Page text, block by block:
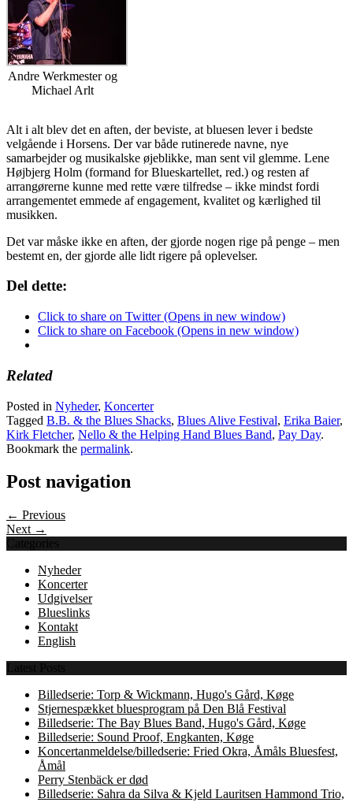
Andre Werkmester og
Michael Arlt
Alt i alt blev det en aften, der beviste, at bluesen lever i bedste
velgående i Horsens. Der var både rutinerede navne, nye
samarbejder og musikalske øjeblikke, man sent vil glemme. Lene
Højbjerg Holm (formand for Blueskartellet, red.) og resten af
arrangørerne kunne med rette være tilfredse – ikke mindst fordi
arrangementet emmede af engagement, kvalitet og kærlighed til
musikken.
Det var måske ikke en aften, der gjorde nogen rige på penge – men
bestemt en, der gjorde alle lidt rigere på oplevelser.
Del dette:
Click to share on Twitter (Opens in new window)
Click to share on Facebook (Opens in new window)
Related
Posted in Nyheder, Koncerter
Tagged B.B. & the Blues Shacks, Blues Alive Festival, Erika Baier,
Kirk Fletcher, Nello & the Helping Hand Blues Band, Pay Day.
Bookmark the permalink.
Post navigation
← Previous
Next →
Categories
Nyheder
Koncerter
Udgivelser
Blueslinks
Kontakt
English
Latest Posts
Billedserie: Torp & Wickmann, Hugo's Gård, Køge
Stjernespækket bluesprogram på Den Blå Festival
Billedserie: The Bay Blues Band, Hugo's Gård, Køge
Billedserie: Sound Proof, Engkanten, Køge
Koncertanmeldelse/billedserie: Fried Okra, Åmåls Bluesfest,
Åmål
Perry Stenbäck er død
Billedserie: Sahra da Silva & Kjeld Lauritsen Hammond Trio,